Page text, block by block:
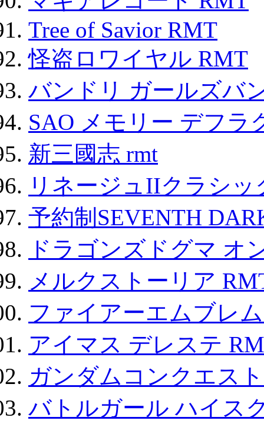
Tree of Savior RMT
怪盗ロワイヤル RMT
バンドリ ガールズバ
SAO メモリー デフラ
新三國志 rmt
リネージュIIクラシ
予約制SEVENTH
ドラゴンズドグマ オ
メルクストーリア
ファイアーエムブレ
アイマス デレステ
ガンダムコンクエスト
バトルガール ハイス